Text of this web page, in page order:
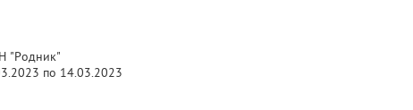
"Родник"
по 14.03.2023